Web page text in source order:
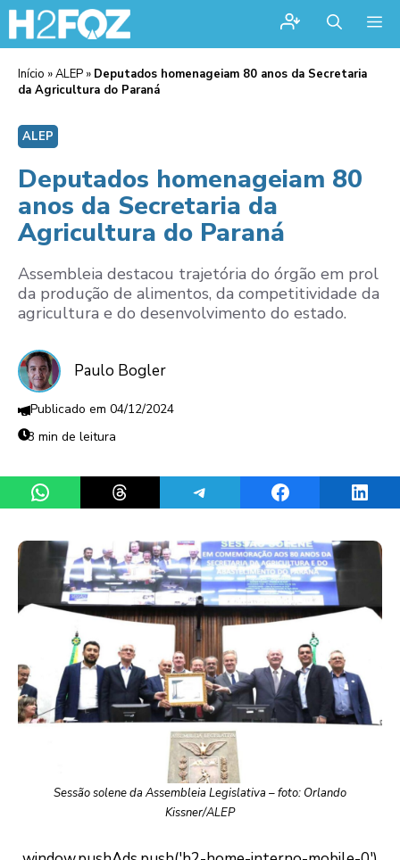
Início »ALEP » Deputados homenageiam 80 anos da Secretaria
da Agricultura do Paraná
ALEP
Deputados homenageiam 80
anos da Secretaria da
Agricultura do Paraná
Assembleia destacou trajetória do órgão em prol
da produção de alimentos, da competitividade da
agricultura e do desenvolvimento do estado.
Paulo Bogler
04/12/2024
3 min de leitura
Share on WhatsAppShare on ThreadsShare on TelegramShare on Facebook
Sessão solene da Assembleia Legislativa – foto: Orlando
Kissner/ALEP